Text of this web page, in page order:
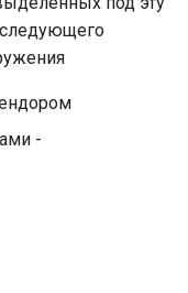
процессы
vip
-